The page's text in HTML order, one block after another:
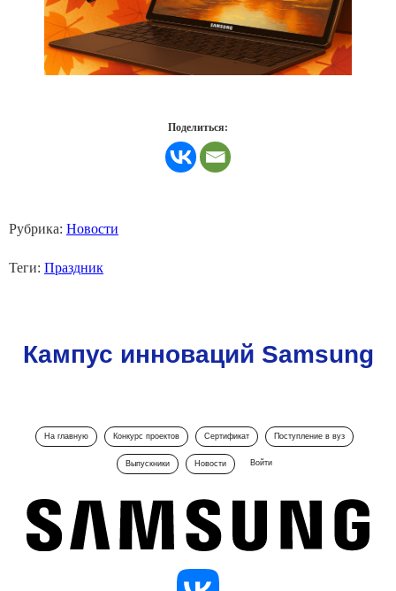
Поделиться:
Рубрика: Новости
Теги: Праздник
Кампус инноваций Samsung
На главную Конкурс проектов Сертификат Поступление в вуз
Выпускники Новости Войти